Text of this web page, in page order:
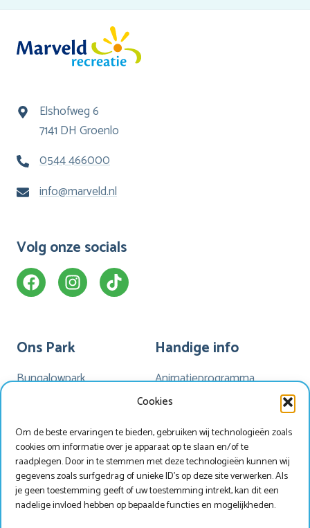
Cookies
Om de beste ervaringen te bieden, gebruiken wij technologieën zoals
cookies om informatie over je apparaat op te slaan en/of te
raadplegen. Door in te stemmen met deze technologieën kunnen wij
gegevens zoals surfgedrag of unieke ID's op deze site verwerken. Als
je geen toestemming geeft of uw toestemming intrekt, kan dit een
nadelige invloed hebben op bepaalde functies en mogelijkheden.
Elshofweg 6
7141 DH Groenlo
0544 466000
info@marveld.nl
Volg onze socials
Ons Park
Bungalowpark
Faciliteiten
Plattegrond
Handige info
Animatieprogramma
Mijn Marveld
Nieuwsbrieven
Nieuws
Zoek & Boek Werken bij Marveld?